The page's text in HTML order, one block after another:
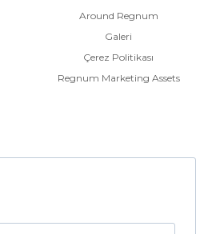
Around Regnum
Galeri
Çerez Politikası
Regnum Marketing Assets